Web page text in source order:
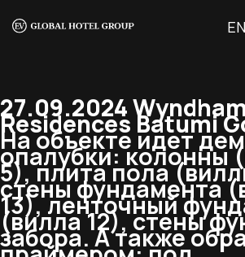
EN
27.09.2024
Residences Batumi
На объекте идет
опалубки: колонны
5), плита пола
стены фундамента
13), ленточный
(вилла 12), стены
забора. А также